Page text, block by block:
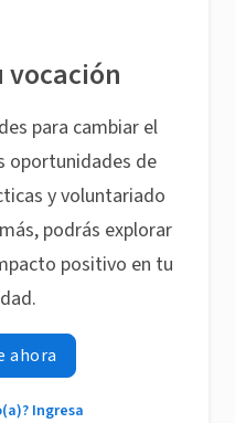
vocación
para cambiar el
oportunidades de
y voluntariado
podrás explorar
positivo en tu
ahora
Ingresa